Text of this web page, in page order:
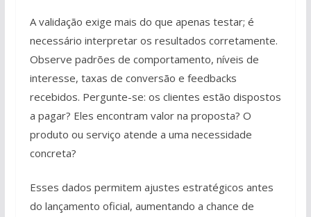
A validação exige mais do que apenas testar; é
necessário interpretar os resultados corretamente.
Observe padrões de comportamento, níveis de
interesse, taxas de conversão e feedbacks
recebidos. Pergunte-se: os clientes estão dispostos
a pagar? Eles encontram valor na proposta? O
produto ou serviço atende a uma necessidade
concreta?
Esses dados permitem ajustes estratégicos antes
do lançamento oficial, aumentando a chance de